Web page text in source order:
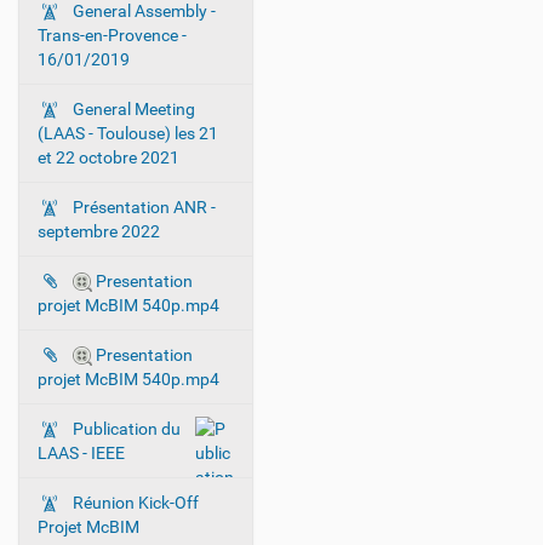
General Assembly -
Trans-en-Provence -
16/01/2019
General Meeting
(LAAS - Toulouse) les 21
et 22 octobre 2021
Présentation ANR -
septembre 2022
Presentation
projet McBIM 540p.mp4
Presentation
projet McBIM 540p.mp4
Publication du
LAAS - IEEE
Réunion Kick-Off
Projet McBIM